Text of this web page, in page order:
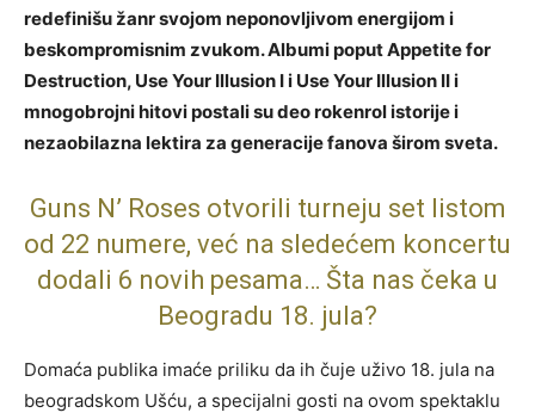
redefinišu žanr svojom neponovljivom energijom i
beskompromisnim zvukom. Albumi poput Appetite for
Destruction, Use Your Illusion I i Use Your Illusion II i
mnogobrojni hitovi postali su deo rokenrol istorije i
nezaobilazna lektira za generacije fanova širom sveta.
Guns N’ Roses otvorili turneju set listom
od 22 numere, već na sledećem koncertu
dodali 6 novih pesama… Šta nas čeka u
Beogradu 18. jula?
Domaća publika imaće priliku da ih čuje uživo 18. jula na
beogradskom Ušću, a specijalni gosti na ovom spektaklu